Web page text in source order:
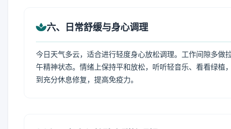
六、日常舒缓与身心调理
今日天气多云，适合进行轻度身心放松调理。工作间隙多
午精神状态。情绪上保持平和放松，听听轻音乐、看看绿
到充分休息修复，提高免疫力。